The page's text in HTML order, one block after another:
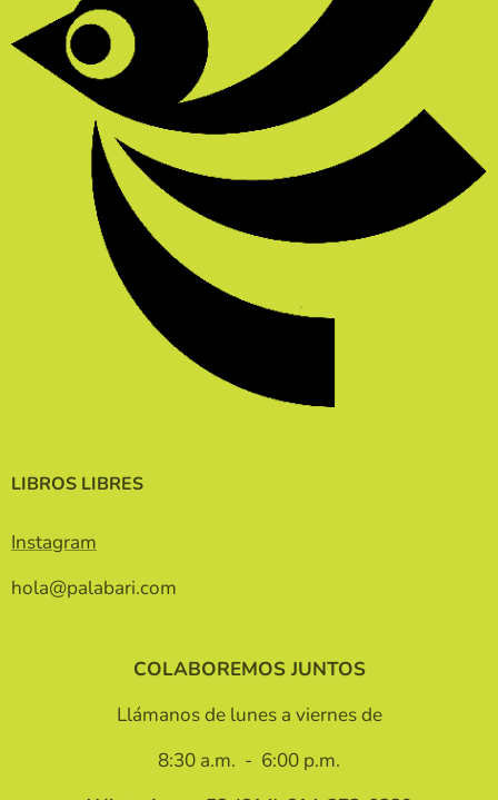
LIBROS LIBRES
Instagram
hola@palabari.com
COLABOREMOS JUNTOS
Llámanos de lunes a viernes de
8:30 a.m. - 6:00 p.m.